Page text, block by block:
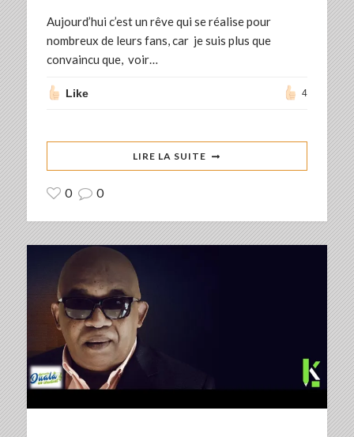
Aujourd’hui c’est un rêve qui se réalise pour
nombreux de leurs fans, car je suis plus que
convaincu que, voir…
Like 4
LIRE LA SUITE
0 0